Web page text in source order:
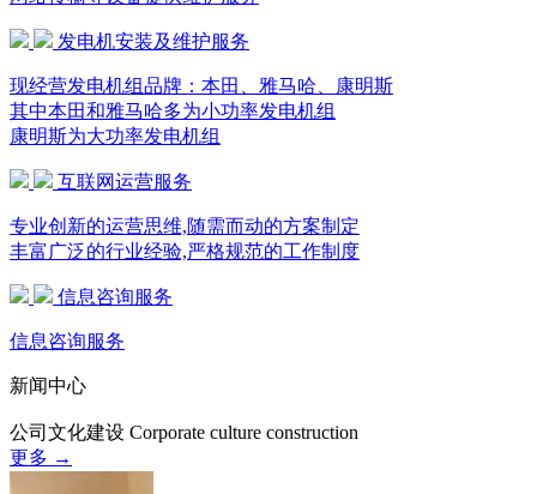
发电机安装及维护服务
现经营发电机组品牌：本田、雅马哈、康明斯
其中本田和雅马哈多为小功率发电机组
康明斯为大功率发电机组
互联网运营服务
专业创新的运营思维,随需而动的方案制定
丰富广泛的行业经验,严格规范的工作制度
信息咨询服务
信息咨询服务
新闻中心
公司文化建设 Corporate culture construction
更多 →